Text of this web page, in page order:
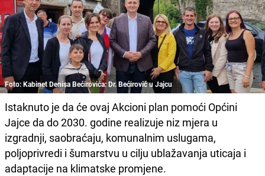
Foto: Kabinet Denisa Bećirovića: Dr. Bećirović u Jajcu
Istaknuto je da će ovaj Akcioni plan pomoći Općini
Jajce da do 2030. godine realizuje niz mjera u
izgradnji, saobraćaju, komunalnim uslugama,
poljoprivredi i šumarstvu u cilju ublažavanja uticaja i
adaptacije na klimatske promjene.